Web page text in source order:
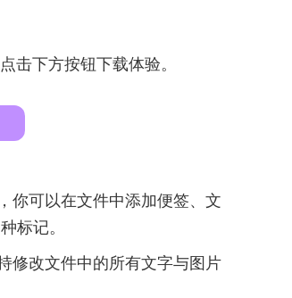
击下方按钮下载体验。
你可以在文件中添加便签、文
标记。
修改文件中的所有文字与图片